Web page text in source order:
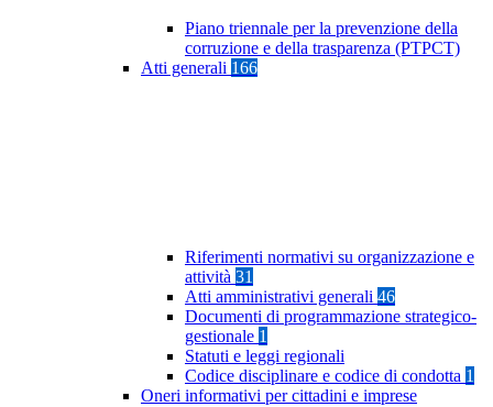
Piano triennale per la prevenzione della
corruzione e della trasparenza (PTPCT)
Atti generali 166
Riferimenti normativi su organizzazione e
attività 31
Atti amministrativi generali 46
Documenti di programmazione strategico-
gestionale 1
Statuti e leggi regionali
Codice disciplinare e codice di condotta 1
Oneri informativi per cittadini e imprese